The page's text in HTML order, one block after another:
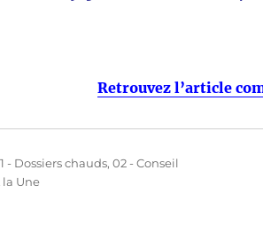
Retrouvez l’article
- Dossiers chauds,02 - Conseil
la Une